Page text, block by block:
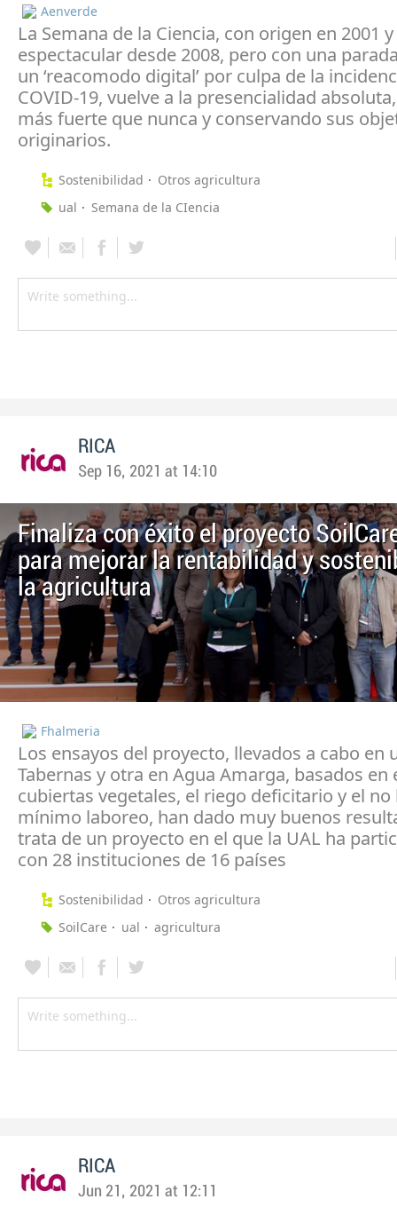
Aenverde
La Semana de la Ciencia, con origen en 2001
espectacular desde 2008, pero con una
un ‘reacomodo digital’ por culpa de la
COVID-19, vuelve a la presencialidad
más fuerte que nunca y conservando sus
originarios.
Sostenibilidad
Otros agricultura
ual
Semana de la CIencia
RICA
Sep 16, 2021 at 14:10
Finaliza con éxito el proyecto
para mejorar la rentabilidad y
la agricultura
Fhalmeria
Los ensayos del proyecto, llevados a cabo en
Tabernas y otra en Agua Amarga, basados en
cubiertas vegetales, el riego deficitario y el
mínimo laboreo, han dado muy buenos
trata de un proyecto en el que la UAL ha
con 28 instituciones de 16 países
Sostenibilidad
Otros agricultura
SoilCare
ual agricultura
RICA
Jun 21, 2021 at 12:11